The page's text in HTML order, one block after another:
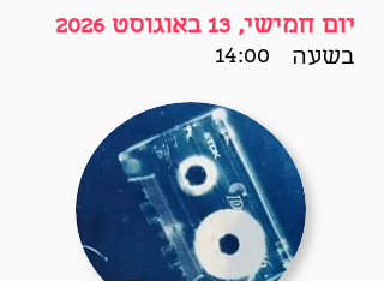
יום חמישי, 13 באוגוסט 2026
14:00
בשעה